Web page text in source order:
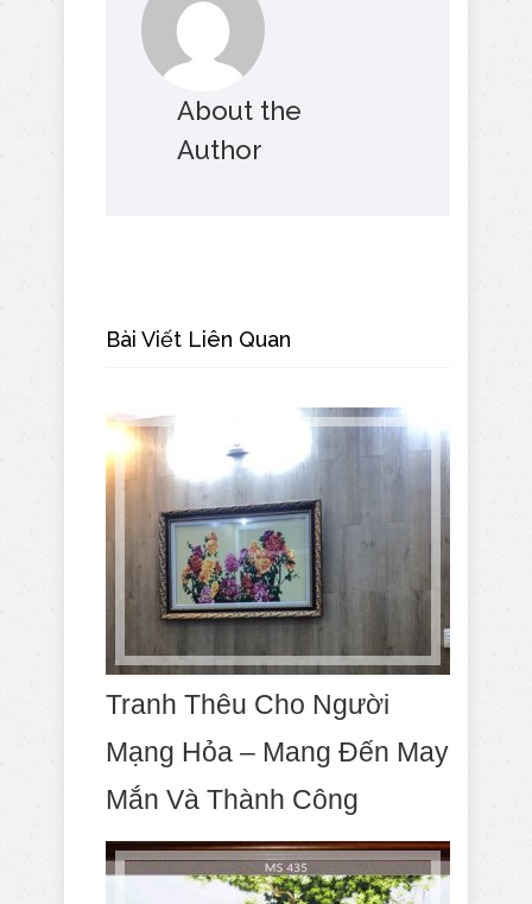
About the
Author
Bài Viết Liên Quan
Tranh Thêu Cho Người
Mạng Hỏa – Mang Đến May
Mắn Và Thành Công